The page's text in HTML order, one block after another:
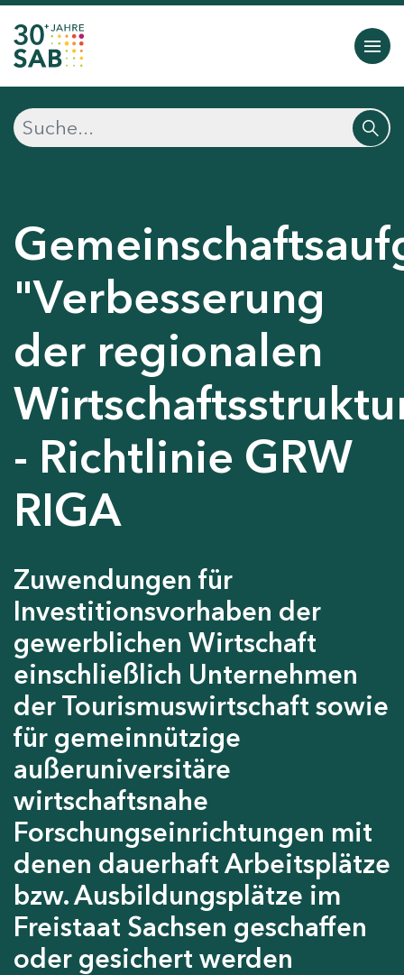
"Verbesserung
der regionalen
- Richtlinie GRW
RIGA
Zuwendungen für
Investitionsvorhaben der
gewerblichen Wirtschaft
einschließlich Unternehmen
der Tourismuswirtschaft sowie
für gemeinnützige
außeruniversitäre
wirtschaftsnahe
Forschungseinrichtungen mit
denen dauerhaft Arbeitsplätze
bzw. Ausbildungsplätze im
Freistaat Sachsen geschaffen
oder gesichert werden